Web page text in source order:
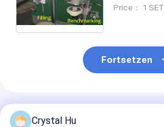
25pcs/min
Price： 1 SET
Fortsetzen
Empfohlene Produkte
Crystal Hu